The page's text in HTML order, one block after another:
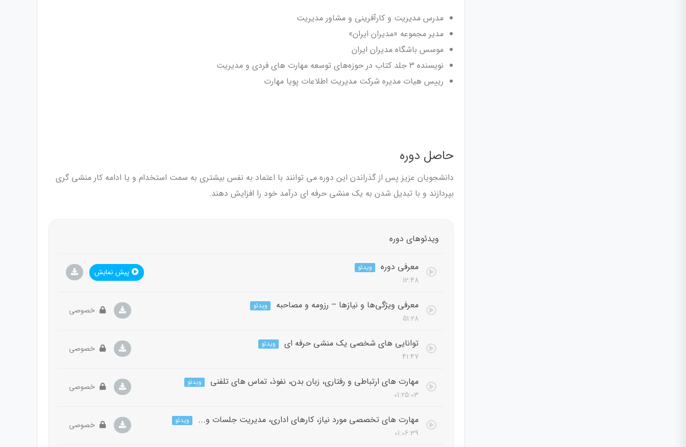
مدرس مدیریت و کارآفرینی و مشاور مدیریت
مدیر مجموعه «مدیران ایران»
موسس باشگاه مدیران ایران
نویسنده 3 جلد کتاب در حوزه‌های توسعه مهارت های فردی و مدیریت
رییس هیات مدیره شرکت مدیریت اطلاعات پویا مهارت
حاصل دوره
دانشجویان عزیز پس از گذراندن این دوره می توانند با اعتماد به نفس بیشتری به سمت استخدام و یا ادامه کار منشی گری
بپردازند و با تبدیل شدن به یک منشی حرفه ای درآمد خود را افزایش دهند.
ویدئوهای دوره
معرفی دوره ویدئو
12:48
پیش نمایش
معرفی ویژگی‌ها و نیازها – رزومه و مصاحبه ویدئو
51:28
خصوصی
توانایی های شخصی یک منشی حرفه ای ویدئو
41:47
خصوصی
مهارت های ارتباطی و رفتاری، زبان بدن، نفوذ، تماس های تلفنی ویدئو
01:25:03
خصوصی
مهارت های تخصصی مورد نیاز، کارهای اداری، مدیریت جلسات و... ویدئو
01:06:39
خصوصی